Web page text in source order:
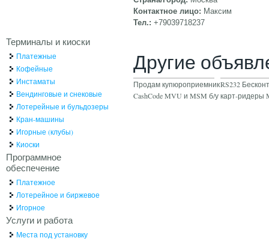
Контактное лицо: Максим
Тел.: +79039718237
Другие
Продам купюроприемник
CashCode MVU и MSM б/у
RS232
карт-ридеры
Терминалы и киоски
Платежные
Кофейные
Инстаматы
Вендинговые и снековые
Лотерейные и бульдозеры
Кран-машины
Игорные (клубы)
Киоски
Программное
обеспечение
Платежное
Лотерейное и биржевое
Игорное
Услуги и работа
Места под установку